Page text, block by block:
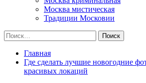
Москва мистическая
Традиции Московии
Найти:
Главная
Где сделать лучшие новогодние
красивых локаций